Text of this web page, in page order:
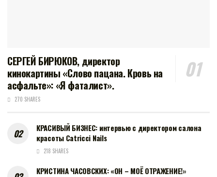
СЕРГЕЙ БИРЮКОВ, директор
кинокартины «Слово пацана. Кровь на
асфальте»: «Я фаталист».
270 SHARES
КРАСИВЫЙ БИЗНЕС: интервью с директором салона
красоты Catricci Nails
218 SHARES
КРИСТИНА ЧАСОВСКИХ: «ОН – МОЁ ОТРАЖЕНИЕ!»